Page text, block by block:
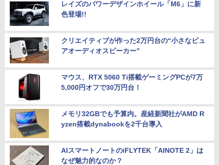
レイズのパワーデザインホイール「M6」に新
色登場!!
クリエイティブが作った2万円台の“小さなピュ
アオーディオスピーカー”
マウス、RTX 5060 Ti搭載ゲーミングPCが7万
5,000円オフで30万円台！
メモリ32GBでも予算内。産経新聞社がAMD R
yzen搭載dynabookを2千台導入
AIスマートノートのiFLYTEK「AINOTE 2」は
なぜ魅力的なのか？